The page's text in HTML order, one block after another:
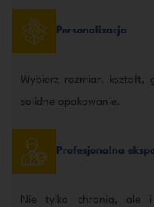
Personalizacja
Wybierz rozmiar,
solidne opakowanie.
Profesjonalna
Nie tylko chronią, ale i